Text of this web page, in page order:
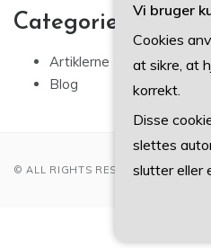
Categories
Artiklerne
Blog
© ALL RIGHTS RESERVED 2022
Vi bruger
Cookies
at sikre, at
korrekt.
Disse
slettes
slutter eller